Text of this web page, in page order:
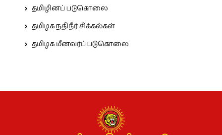
தமிழினப் படுகொலை
தமிழக நதிநீர் சிக்கல்கள்
தமிழக மீனவர்ப் படுகொலை